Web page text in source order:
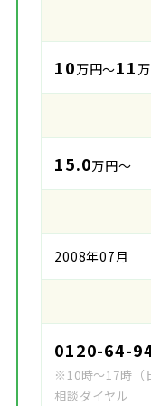
10万円～11
15.0万円～
2008年07月
0120-64-
※10時～17時（
相談ダイヤル